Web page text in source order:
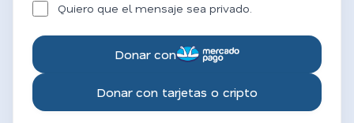
Quiero que el mensaje sea privado.
Donar con
Donar con tarjetas o cripto